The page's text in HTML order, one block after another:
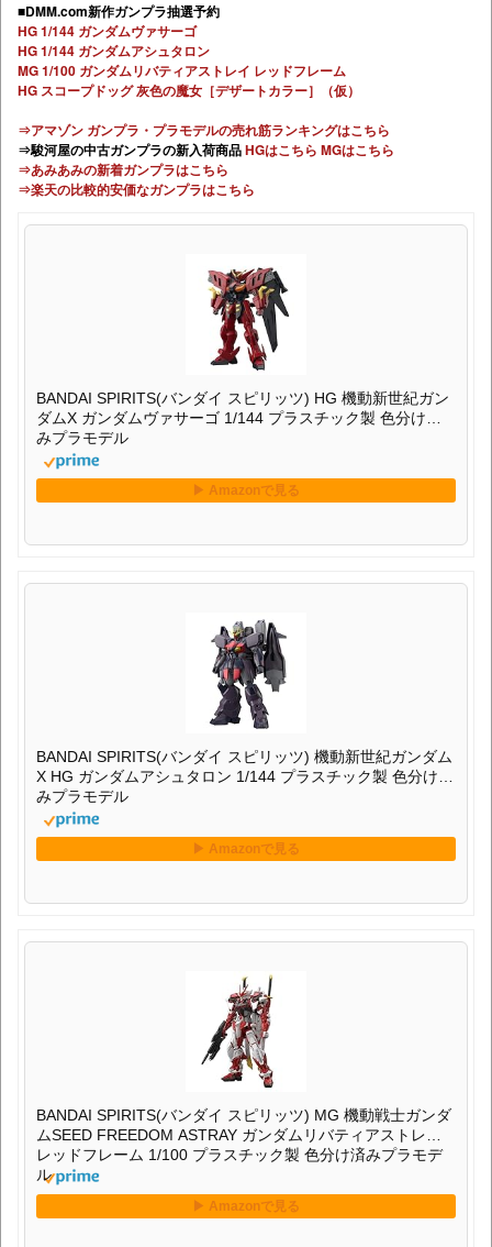
■DMM.com新作ガンプラ抽選予約
HG 1/144 ガンダムヴァサーゴ
HG 1/144 ガンダムアシュタロン
MG 1/100 ガンダムリバティアストレイ レッドフレーム
HG スコープドッグ 灰色の魔女［デザートカラー］（仮）
⇒アマゾン ガンプラ・プラモデルの売れ筋ランキングはこちら
⇒駿河屋の中古ガンプラの新入荷商品HGはこちら MGはこちら
⇒あみあみの新着ガンプラはこちら
⇒楽天の比較的安価なガンプラはこちら
BANDAI SPIRITS(バンダイ スピリッツ) HG 機動新世紀ガン
ダムX ガンダムヴァサーゴ 1/144 プラスチック製 色分け済
みプラモデル
BANDAI SPIRITS(バンダイ スピリッツ) 機動新世紀ガンダム
X HG ガンダムアシュタロン 1/144 プラスチック製 色分け済
みプラモデル
BANDAI SPIRITS(バンダイ スピリッツ) MG 機動戦士ガンダ
ムSEED FREEDOM ASTRAY ガンダムリバティアストレイ
レッドフレーム 1/100 プラスチック製 色分け済みプラモデ
ル